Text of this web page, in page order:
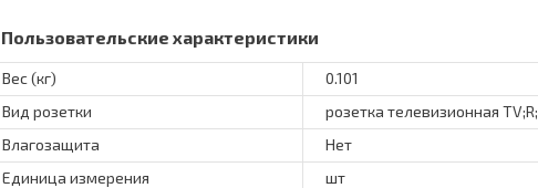
Пользовательские характеристики
Вес (кг)
0.101
Вид розетки
розетка телевизионная
Влагозащита
Нет
Единица измерения
шт